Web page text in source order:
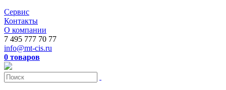
Сервис
Контакты
О компании
7 495 777 70 77
info@mt-cis.ru
0 товаров